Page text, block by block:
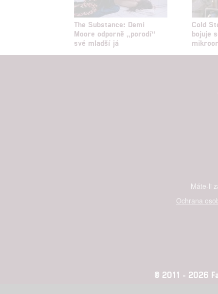
The Substance: Demi
Moore odporně „porodí“
své mladší já
Cold
bojuje
Máte-li
Ochrana
© 2011 - 2026
Udělením
možnost: